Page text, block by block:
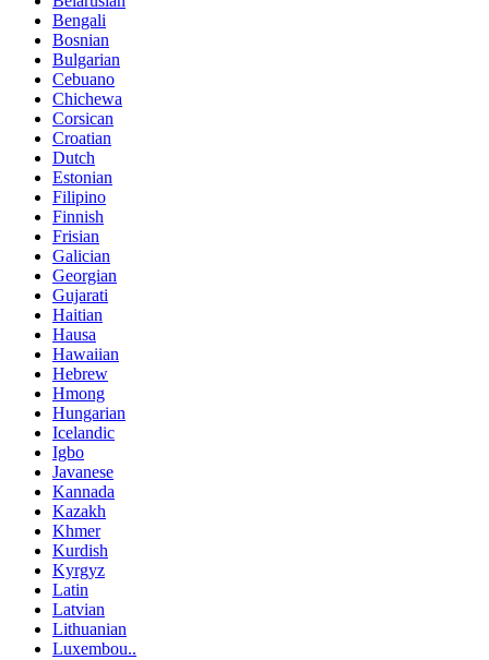
Bengali
Bosnian
Bulgarian
Cebuano
Chichewa
Corsican
Croatian
Dutch
Estonian
Filipino
Finnish
Frisian
Galician
Georgian
Gujarati
Haitian
Hausa
Hawaiian
Hebrew
Hmong
Hungarian
Icelandic
Igbo
Javanese
Kannada
Kazakh
Khmer
Kurdish
Kyrgyz
Latin
Latvian
Lithuanian
Luxembou..